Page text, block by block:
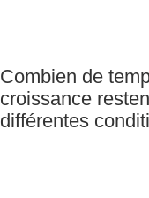
Combien de
croissance
différentes